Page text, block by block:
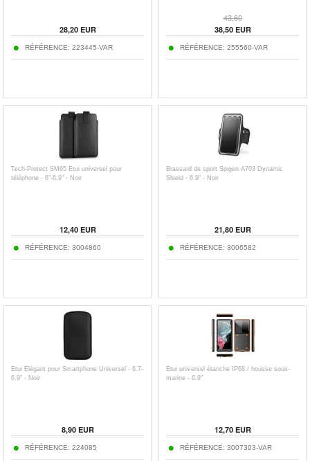
28,20EUR
RÉFÉRENCE: 223445-VAR
43,60
38,50EUR
RÉFÉRENCE: 255560-VAR
Tech-Protect SM65 Étui universel pour
téléphone - 6"-6.9" - Noir
12,40EUR
RÉFÉRENCE: 3004860
Brassard de sport Spigen A703 Dynamic
Shield - 6.9" - Noir
21,80EUR
RÉFÉRENCE: 3006582
Étui Élégant pour Smartphone Universel - 6.7-
6.9" - Noir
8,90EUR
RÉFÉRENCE: 224085
Étui universel étanche IP68 / housse sous-
marine - 6.9"
12,70EUR
RÉFÉRENCE: 3007303-VAR